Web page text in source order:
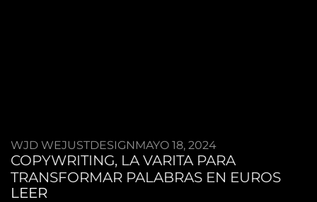
WJD WEJUSTDESIGNMAYO 18, 2024
COPYWRITING, LA VARITA PARA
TRANSFORMAR PALABRAS EN EUROS
LEER